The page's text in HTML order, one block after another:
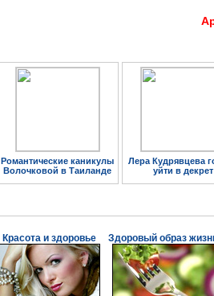
Романтические каникулы
Волочковой в Таиланде
Лера Кудрявцева
уйти в декрет
Красота и здоровье Здоровый образ